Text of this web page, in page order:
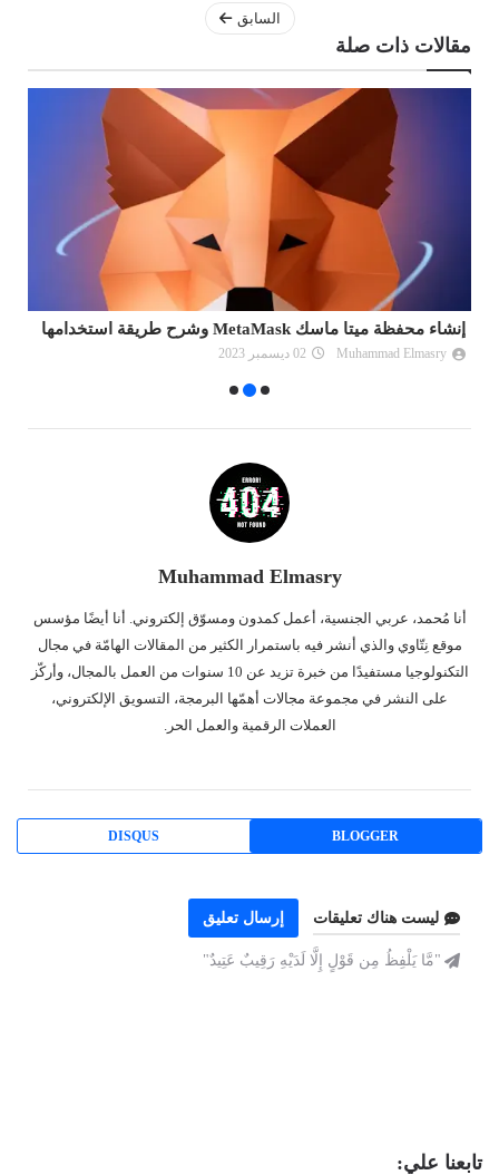
السابق
مقالات ذات صلة
إنشاء محفظة ميتا ماسك MetaMask وشرح طريقة استخدامها
Muhammad Elmasry 02 ديسمبر 2023
Muhammad Elmasry
أنا مُحمد، عربي الجنسية، أعمل كمدون ومسوّق إلكتروني. أنا أيضًا مؤسس
موقع نِتّاوي والذي أنشر فيه باستمرار الكثير من المقالات الهامّة في مجال
التكنولوجيا مستفيدًا من خبرة تزيد عن 10 سنوات من العمل بالمجال، وأركّز
على النشر في مجموعة مجالات أهمّها البرمجة، التسويق الإلكتروني،
العملات الرقمية والعمل الحر.
BLOGGER
DISQUS
ليست هناك تعليقات إرسال تعليق
"مَّا يَلْفِظُ مِن قَوْلٍ إِلَّا لَدَيْهِ رَقِيبٌ عَتِيدٌ"
تابعنا علي: